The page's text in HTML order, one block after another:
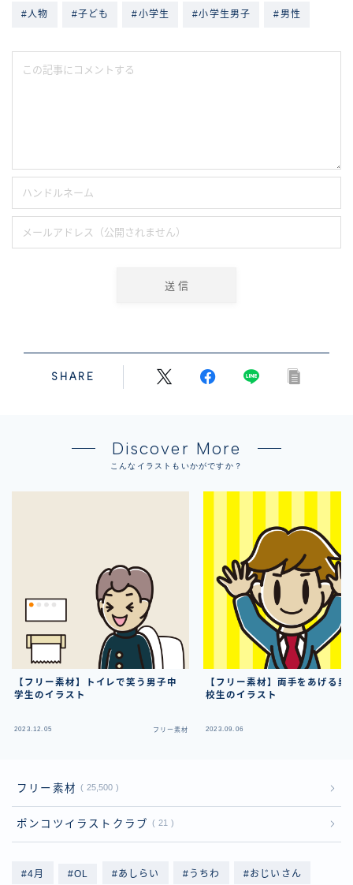
#人物 #子ども #小学生 #小学生男子 #男性
SHARE
Discover More
こんなイラストもいかがですか？
【フリー素材】トイレで笑う男子中
学生のイラスト
2023.12.05 フリー素材
【フリー素材】両手をあげる男
校生のイラスト
2023.09.06
フリー素材 25,500
ポンコツイラストクラブ 21
4月 OL あしらい うちわ おじいさん